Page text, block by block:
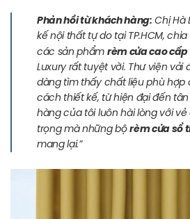
Phản hồi từ khách hàng:Chị Hà
kế nội thất tự do tại TP.HCM, chia
các sản phẩmrèm cửa cao cấp
Luxury rất tuyệt vời. Thư viện vải
dàng tìm thấy chất liệu phù hợp
cách thiết kế, từ hiện đại đến
hàng của tôi luôn hài lòng với
trọng mà những bộrèm cửa sổ
mang lại.”